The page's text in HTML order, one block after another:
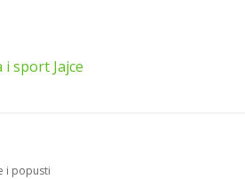
i sport Jajce
i popusti